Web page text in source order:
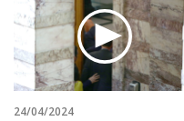
24/04/2024